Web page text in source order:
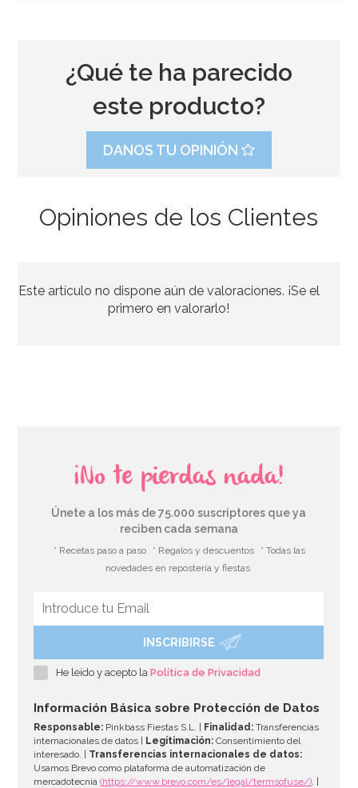
2,49€
Juego de 16 Servilletas Baby Colores Pastel
AÑADIR
¿Qué te ha parecido
este producto?
DANOS TU OPINIÓN
Opiniones de los Clientes
Este artículo no dispone aún de valoraciones. ¡Se el
primero en valorarlo!
¡No te pierdas nada!
Únete a los más de 75.000 suscriptores que ya
reciben cada semana
* Recetas paso a paso * Regalos y descuentos
* Todas las
novedades en repostería y fiestas
INSCRIBIRSE
He leído y acepto laPolítica de Privacidad
Información Básica sobre Protección de Datos
Responsable: Pinkbass Fiestas S.L. | Finalidad: Transferencias
internacionales de datos |
Legitimación: Consentimiento del
interesado. | Transferencias internacionales de datos:
Usamos Brevo como plataforma de automatización de
mercadotecnia(https://www.brevo.com/es/legal/termsofuse/). |